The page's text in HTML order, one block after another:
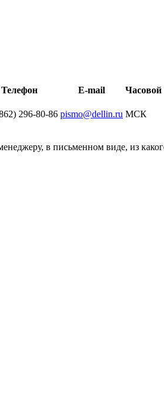
Телефон E-mail Часовой
296-80-86 pismo@dellin.ru МСК
в письменном виде, из